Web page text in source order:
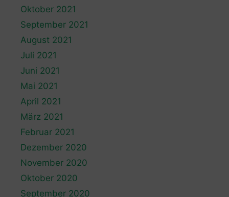
Oktober 2021
September 2021
August 2021
Juli 2021
Juni 2021
Mai 2021
April 2021
März 2021
Februar 2021
Dezember 2020
November 2020
Oktober 2020
September 2020